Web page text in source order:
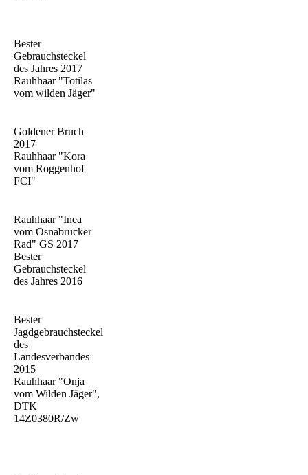
Bester
Gebrauchsteckel
des Jahres 2017
Rauhhaar "Totilas
vom wilden Jäger"
Goldener Bruch
2017
Rauhhaar "Kora
vom Roggenhof
FCI"
Rauhhaar "Inea
vom Osnabrücker
Rad" GS 2017
Bester
Gebrauchsteckel
des Jahres 2016
Bester
Jagdgebrauchsteckel
des
Landesverbandes
2015
Rauhhaar "Onja
vom Wilden Jäger",
DTK
14Z0380R/Zw